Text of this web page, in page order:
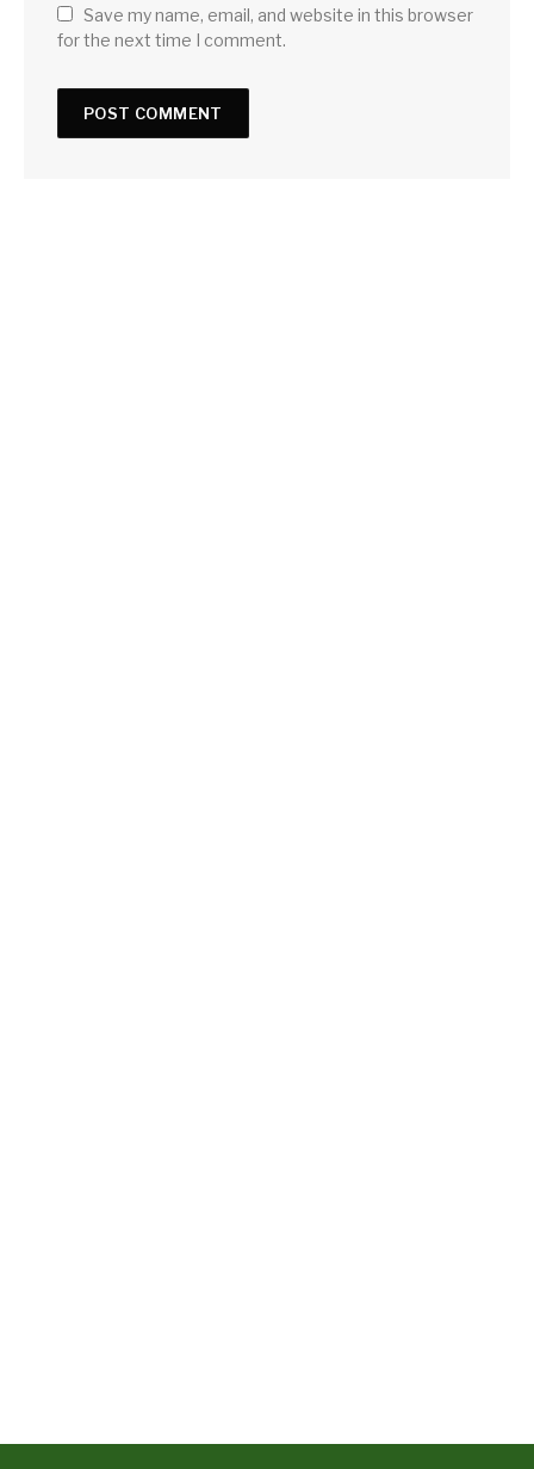
Save my name, email, and website in this browser
for the next time I comment.